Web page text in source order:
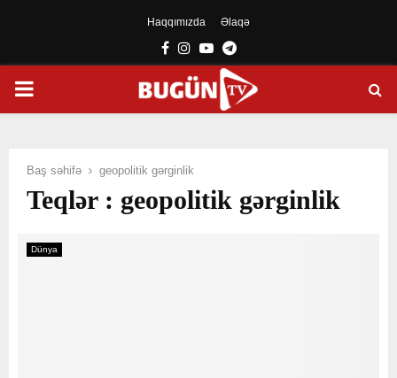
Haqqımızda Əlaqə
Facebook
Instagram
YoutubeTelegram
PRIMARY
Baş səhifə geopolitik gərginlik
Teqlər : geopolitik gərginlik
Dünya